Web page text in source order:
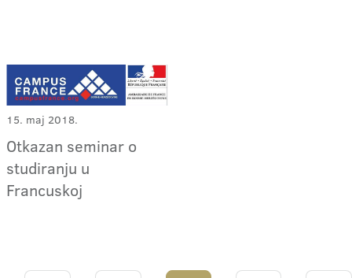
15. maj 2018.
Otkazan seminar o
studiranju u
Francuskoj